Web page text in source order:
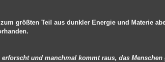
größten Teil aus dunkler Energie und Materie
erforscht und manchmal kommt raus, das